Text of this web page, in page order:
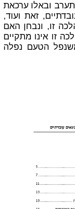
ובאלו ערכאת
זאת ועוד,
זו, ונבחן האם
זו אינו מתקיים
הטעם נפלה